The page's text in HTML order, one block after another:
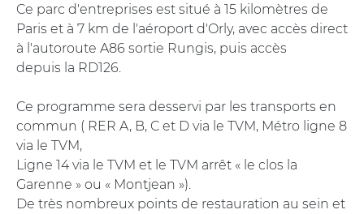
Ce parc d'entreprises est situé à 15 kilomètres de
Paris et à 7 km de l'aéroport d'Orly, avec accès direct
à l'autoroute A86 sortie Rungis, puis accès
depuis la RD126.
Ce programme sera desservi par les transports en
commun ( RER A, B, C et D via le TVM, Métro ligne 8
via le TVM,
Ligne 14 via le TVM et le TVM arrêt « le clos la
Garenne » ou « Montjean »).
De très nombreux points de restauration au sein et